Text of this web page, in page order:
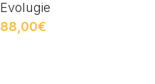
Evolugie
88,00€